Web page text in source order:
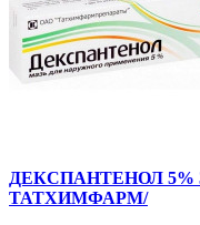
ДЕКСПАНТЕНОЛ 5%
ТАТХИМФАРМ/